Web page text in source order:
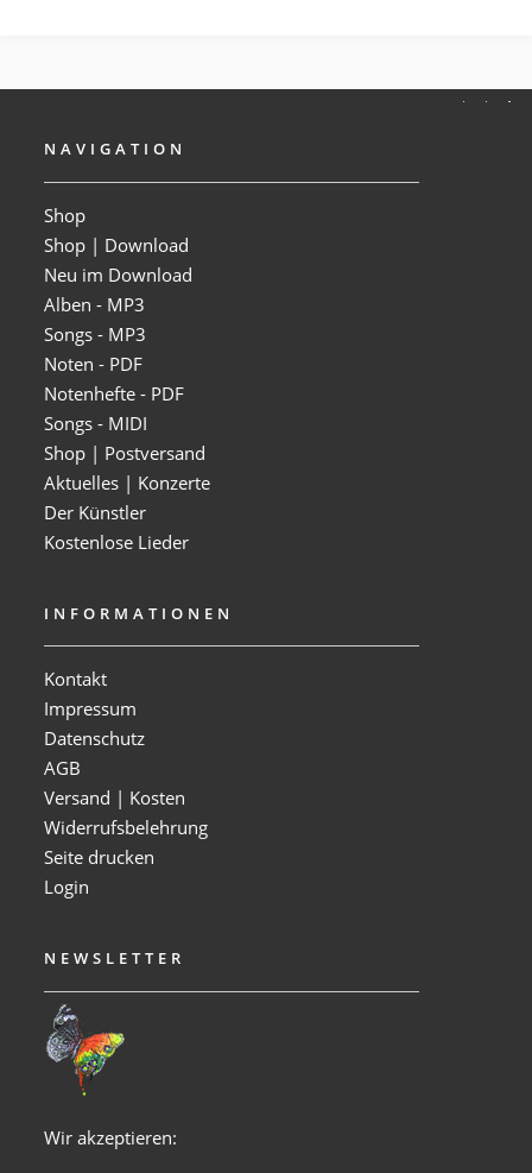
NAVIGATION
Shop
Shop | Download
Neu im Download
Alben - MP3
Songs - MP3
Noten - PDF
Notenhefte - PDF
Songs - MIDI
Shop | Postversand
Aktuelles | Konzerte
Der Künstler
Kostenlose Lieder
INFORMATIONEN
Kontakt
Impressum
Datenschutz
AGB
Versand | Kosten
Widerrufsbelehrung
Seite drucken
Login
NEWSLETTER
Wir akzeptieren: